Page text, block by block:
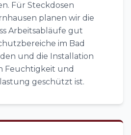
Für Steckdosen
planen wir die
Arbeitsabläufe gut
im Bad
und die Installation
Feuchtigkeit und
geschützt ist.